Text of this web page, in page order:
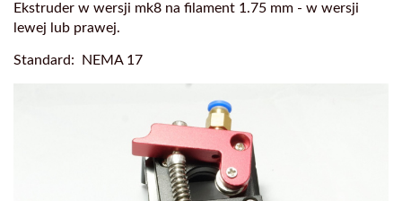
Ekstruder w wersji mk8 na filament 1.75 mm - w wersji
lewej lub prawej.
Standard: NEMA 17